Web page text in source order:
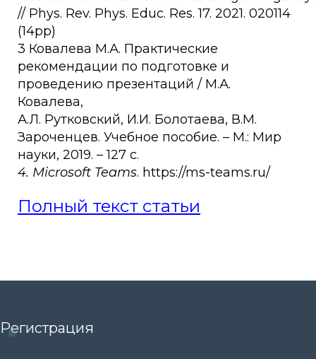
// Phys. Rev. Phys. Educ. Res. 17. 2021. 020114
(14pp)
3 Ковалева М.А. Практические
рекомендации по подготовке и
проведению презентаций / М.А.
Ковалева,
А.Л. Рутковский, И.И. Болотаева, В.М.
Зароченцев. Учебное пособие. – М.: Мир
науки, 2019. – 127 с.
4. Microsoft Teams. https://ms-teams.ru/
Полный текст статьи
Регистрация